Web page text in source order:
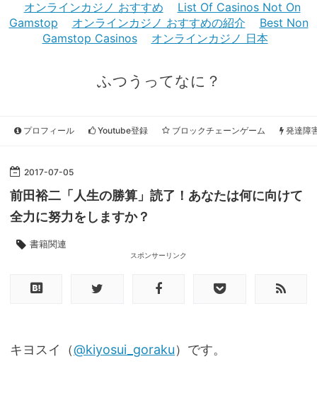
オンラインカジノ おすすめ
List Of Casinos Not On
Gamstop
オンラインカジノ おすすめの紹介
Best Non
Gamstop Casinos
オンラインカジノ 日本
ふつうってなに？
プロフィール Youtube登録 ブロックチェーンゲーム 発達障
2017-07-05
前田裕二「人生の勝算」読了！あなたは何に向けて
全力に努力をしますか？
書籍関連
スポンサーリンク
キヨスイ（@kiyosui_goraku）です。